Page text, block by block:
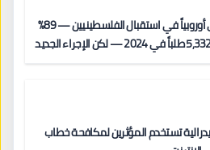
بلجيكا: الأولى أوروبياً في استقبال الفلسطينيين — 89%
قبول لغزة و5,332 طلباً في 2024 — لكن الإجراء الجديد
تستخدم المؤثرين لمكافحة خطاب